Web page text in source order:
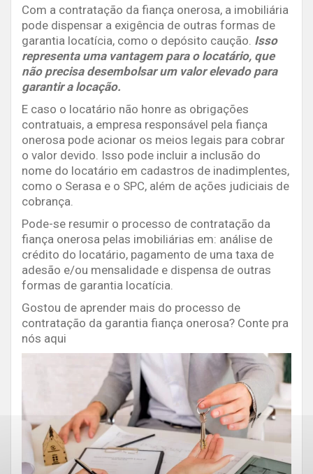
Com a contratação da fiança onerosa, a imobiliária
pode dispensar a exigência de outras formas de
garantia locatícia, como o depósito caução. Isso
representa uma vantagem para o locatário, que
não precisa desembolsar um valor elevado para
garantir a locação.
E caso o locatário não honre as obrigações
contratuais, a empresa responsável pela fiança
onerosa pode acionar os meios legais para cobrar
o valor devido. Isso pode incluir a inclusão do
nome do locatário em cadastros de inadimplentes,
como o Serasa e o SPC, além de ações judiciais de
cobrança.
Pode-se resumir o processo de contratação da
fiança onerosa pelas imobiliárias em: análise de
crédito do locatário, pagamento de uma taxa de
adesão e/ou mensalidade e dispensa de outras
formas de garantia locatícia.
Gostou de aprender mais do processo de
contratação da garantia fiança onerosa? Conte pra
nós aqui